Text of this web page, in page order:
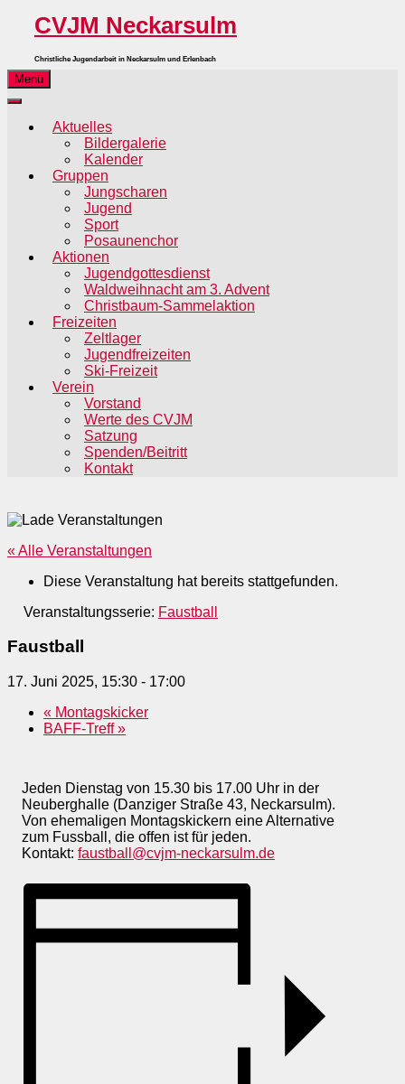
CVJM Neckarsulm
Christliche Jugendarbeit in Neckarsulm und Erlenbach
Menü
Aktuelles
Bildergalerie
Kalender
Gruppen
Jungscharen
Jugend
Sport
Posaunenchor
Aktionen
Jugendgottesdienst
Waldweihnacht am 3. Advent
Christbaum-Sammelaktion
Freizeiten
Zeltlager
Jugendfreizeiten
Ski-Freizeit
Verein
Vorstand
Werte des CVJM
Satzung
Spenden/Beitritt
Kontakt
« Alle Veranstaltungen
Diese Veranstaltung hat bereits stattgefunden.
Veranstaltungsserie: Faustball
Faustball
17. Juni 2025, 15:30 - 17:00
« Montagskicker
BAFF-Treff»
Jeden Dienstag von 15.30 bis 17.00 Uhr in der
Neuberghalle (Danziger Straße 43, Neckarsulm).
Von ehemaligen Montagskickern eine Alternative
zum Fussball, die offen ist für jeden.
Kontakt: faustball@cvjm-neckarsulm.de